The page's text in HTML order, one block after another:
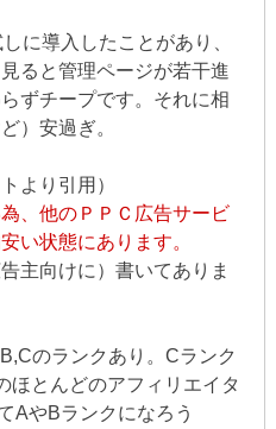
に導入したことがあり、
ると管理ページが若干進
ずチープです。それに相
）安過ぎ。
より引用）
、他のＰＰＣ広告サービ
い状態にあります。
主向けに）書いてありま
のランクあり。Cランク
ほとんどのアフィリエイタ
AやBランクになろう